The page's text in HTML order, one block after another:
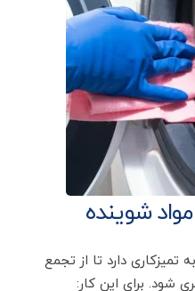
شوینده
تمیزکاری دارد تا از تجمع
شود. برای این کار: